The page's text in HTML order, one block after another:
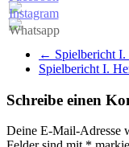
← Spielbericht
Spielbericht I.
Schreibe einen
Deine E-Mail-Adresse